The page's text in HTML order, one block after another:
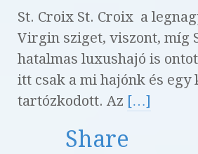
St. Croix St. Croix a
Virgin sziget, viszont, míg
hatalmas luxushajó is
itt csak a mi hajónk és egy
tartózkodott. Az […]
Share